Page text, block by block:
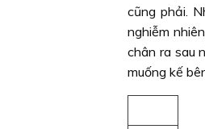
cũng phải.
nghiễm
chân ra sau
muống kế